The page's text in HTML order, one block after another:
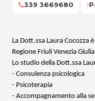
339 3669680
La Dott.ssa Laura Cocozza
Regione Friuli Venezia
Lo studio della Dott.ssa
- Consulenza psicologica
- Psicoterapia
- Accompagnamento alla